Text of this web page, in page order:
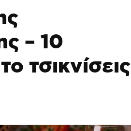
– 10
τσικνίσεις